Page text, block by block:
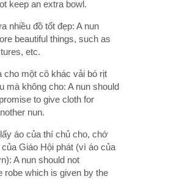
keep an extra bowl.
nhiều đồ tốt đẹp: A nun
beautiful things, such as
etc.
cho một cô khác vải bó rịt
mà không cho: A nun should
to give cloth for
nun.
áo của thí chủ cho, chớ
Giáo Hội phát (vì áo của
A nun should not
robe which is given by the